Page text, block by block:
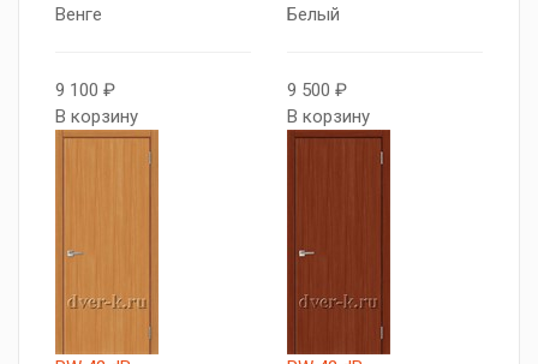
Венге
9 100 ₽
В корзину
Белый
9 500 ₽
В корзину